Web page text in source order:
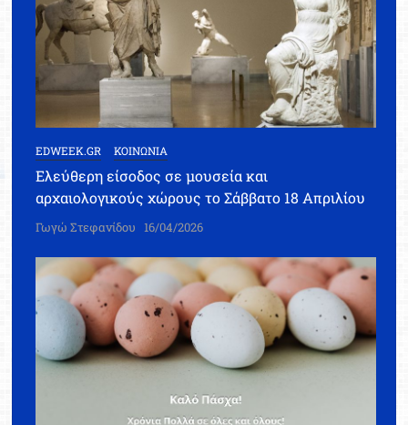
EDWEEK.GR ΚΟΙΝΩΝΙΑ
Ελεύθερη είσοδος σε μουσεία και
αρχαιολογικούς χώρους το Σάββατο 18 Απριλίου
Γωγώ Στεφανίδου 16/04/2026